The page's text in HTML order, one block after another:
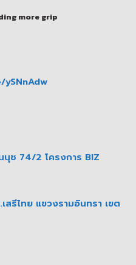
more grip
ช 74/2 โครงการ BIZ
สรีไทย แขวงรามอินทรา เขต